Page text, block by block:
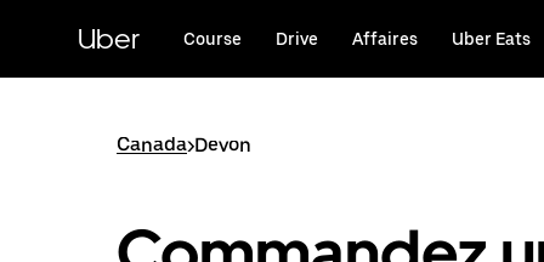
principal
Uber Course Drive Affaires Uber Eats
Canada>Devon